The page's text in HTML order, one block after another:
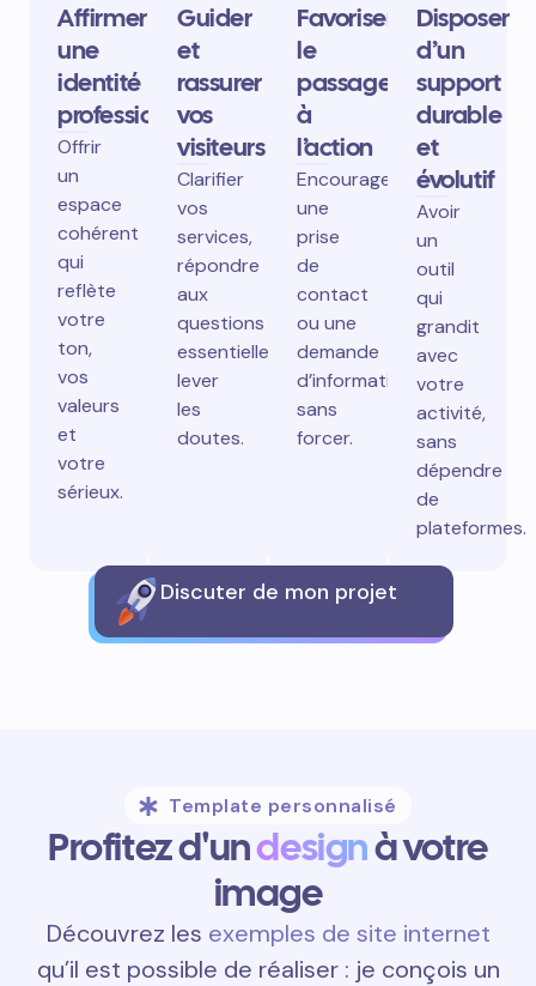
Affirmer
une
identité
professionnelle
Offrir
un
espace
cohérent
qui
reflète
votre
ton,
vos
valeurs
et
votre
sérieux.
Guider
et
rassurer
vos
visiteurs
Clarifier
vos
services,
répondre
aux
questions
essentielles,
lever
les
doutes.
Favoriser
le
passage
à
l’action
Encourager
une
prise
de
contact
ou une
demande
d’information
sans
forcer.
Disposer
d’un
support
durable
et
évolutif
Avoir
un
outil
qui
grandit
avec
votre
activité,
sans
dépendre
de
plateformes.
Discuter de mon projet
Template personnalisé
Profitez d'undesignà votre
image
Découvrez les exemples de site internet
qu’il est possible de réaliser : je conçois un